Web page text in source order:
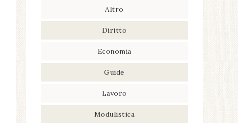
Altro
Diritto
Economia
Guide
Lavoro
Modulistica